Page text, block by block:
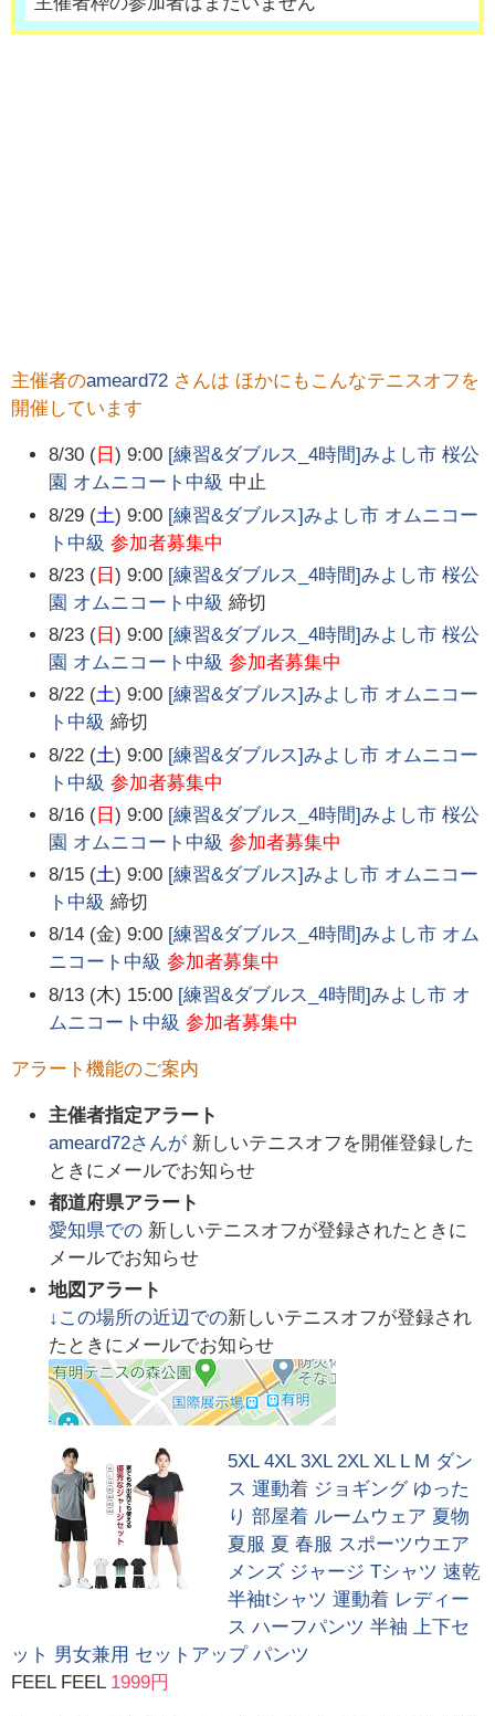
主催者のameard72 さんは ほかにもこんなテニスオフを
開催しています
8/30 ( 日) 9:00 [練習&ダブルス_4時間]みよし市 桜公
園 オムニコート中級 中止
8/29 (土) 9:00 [練習&ダブルス]みよし市 オムニコー
ト中級 参加者募集中
8/23 ( 日) 9:00 [練習&ダブルス_4時間]みよし市 桜公
園 オムニコート中級 締切
8/23 ( 日) 9:00 [練習&ダブルス_4時間]みよし市 桜公
園 オムニコート中級 参加者募集中
8/22 (土) 9:00 [練習&ダブルス]みよし市 オムニコー
ト中級 締切
8/22 (土) 9:00 [練習&ダブルス]みよし市 オムニコー
ト中級 参加者募集中
8/16 ( 日) 9:00 [練習&ダブルス_4時間]みよし市 桜公
園 オムニコート中級 参加者募集中
8/15 (土) 9:00 [練習&ダブルス]みよし市 オムニコー
ト中級 締切
8/14 (金) 9:00 [練習&ダブルス_4時間]みよし市 オム
ニコート中級 参加者募集中
8/13 (木) 15:00 [練習&ダブルス_4時間]みよし市 オ
ムニコート中級 参加者募集中
アラート機能のご案内
主催者指定アラート
ameard72さんが 新しいテニスオフを開催登録した
ときにメールでお知らせ
都道府県アラート
愛知県での 新しいテニスオフが登録されたときに
メールでお知らせ
地図アラート
↓この場所の近辺での新しいテニスオフが登録され
たときにメールでお知らせ
5XL 4XL 3XL 2XL XL L M ダン
ス 運動着 ジョギング ゆった
り 部屋着 ルームウェア 夏物
夏服 夏 春服 スポーツウエア
メンズ ジャージ Tシャツ 速乾
半袖tシャツ 運動着 レディー
ス ハーフパンツ 半袖 上下セ
ット 男女兼用 セットアップ パンツ
FEEL FEEL 1999円